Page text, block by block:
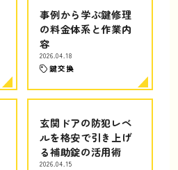
事例から学ぶ鍵修理
の料金体系と作業内
容
2026.04.18
鍵交換
玄関ドアの防犯レベ
ルを格安で引き上げ
る補助錠の活用術
2026.04.15